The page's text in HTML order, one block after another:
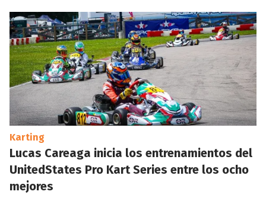
Karting
Lucas Careaga inicia los entrenamientos del
UnitedStates Pro Kart Series entre los ocho
mejores